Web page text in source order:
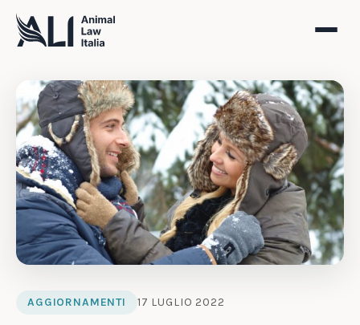
AGGIORNAMENTI 17 LUGLIO 2022